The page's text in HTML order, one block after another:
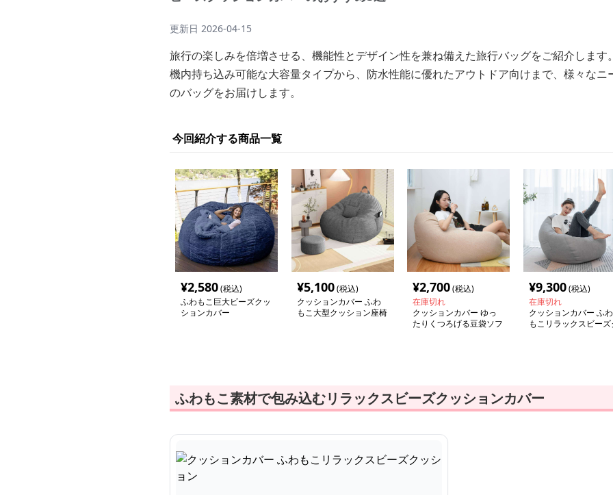
更新日 2026-04-15
旅行の楽しみを倍増させる、機能性とデザイン性を兼ね備えた旅行バッグをご紹介します。
機内持ち込み可能な大容量タイプから、防水性能に優れたアウトドア向けまで、様々なニ
のバッグをお届けします。
今回紹介する商品一覧
¥2,580(税込)
ふわもこ巨大ビーズクッ
ションカバー
¥5,100(税込)
クッションカバー ふわ
もこ大型クッション座椅
¥2,700(税込)
在庫切れ
クッションカバー ゆっ
たりくつろげる豆袋ソフ
¥9,300(税込)
在庫切れ
クッションカバー ふわ
もこリラックスビーズ
ふわもこ素材で包み込むリラックスビーズクッションカバー